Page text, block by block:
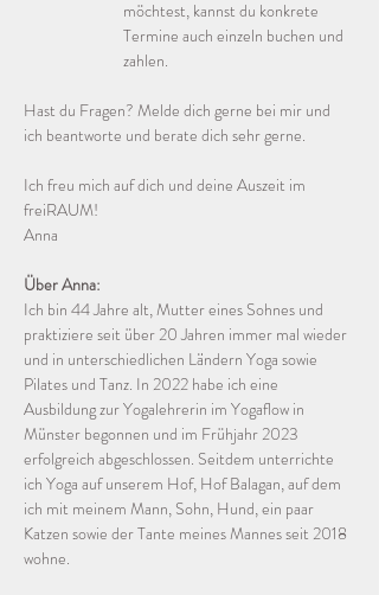
möchtest, kannst du konkrete
Termine auch einzeln buchen und
zahlen.
Hast du Fragen? Melde dich gerne bei mir und
ich beantworte und berate dich sehr gerne.
Ich freu mich auf dich und deine Auszeit im
freiRAUM!
Anna
Über Anna:
Ich bin 44 Jahre alt, Mutter eines Sohnes und
praktiziere seit über 20 Jahren immer mal wieder
und in unterschiedlichen Ländern Yoga sowie
Pilates und Tanz. In 2022 habe ich eine
Ausbildung zur Yogalehrerin im Yogaflow in
Münster begonnen und im Frühjahr 2023
erfolgreich abgeschlossen. Seitdem unterrichte
ich Yoga auf unserem Hof, Hof Balagan, auf dem
ich mit meinem Mann, Sohn, Hund, ein paar
Katzen sowie der Tante meines Mannes seit 2018
wohne.